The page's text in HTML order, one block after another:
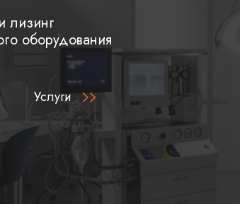
лизинг
оборудования
Услуги